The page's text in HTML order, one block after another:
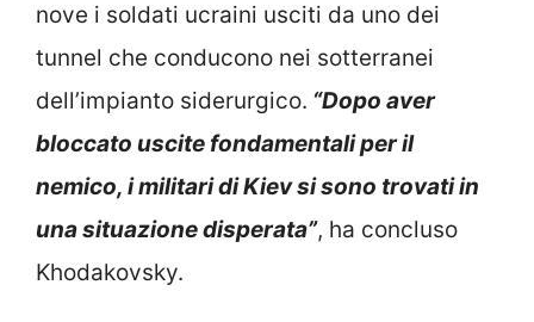
nove i soldati ucraini usciti da uno dei
tunnel che conducono nei sotterranei
dell’impianto siderurgico. “Dopo aver
bloccato uscite fondamentali per il
nemico, i militari di Kiev si sono trovati in
una situazione disperata”, ha concluso
Khodakovsky.